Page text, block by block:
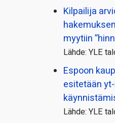
Kilpailija
myytiin
Lähde: YLE
Espoon
esitetään
Lähde: YLE